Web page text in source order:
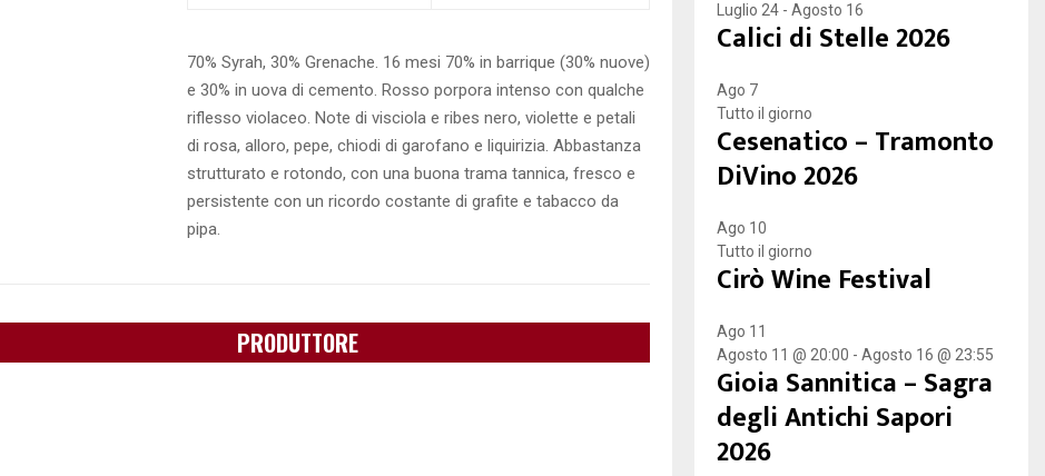
70% Syrah, 30% Grenache. 16 mesi 70% in barrique (30% nuove)
e 30% in uova di cemento. Rosso porpora intenso con qualche
riflesso violaceo. Note di visciola e ribes nero, violette e petali
di rosa, alloro, pepe, chiodi di garofano e liquirizia. Abbastanza
strutturato e rotondo, con una buona trama tannica, fresco e
persistente con un ricordo costante di grafite e tabacco da
pipa.
PRODUTTORE
Luglio 24 - Agosto 16
Calici di Stelle 2026
Ago 7
Tutto il giorno
Cesenatico – Tramonto
DiVino 2026
Ago 10
Tutto il giorno
Cirò Wine Festival
Ago 11
Agosto 11 @ 20:00 - Agosto 16 @ 23:55
Gioia Sannitica – Sagra
degli Antichi Sapori
2026